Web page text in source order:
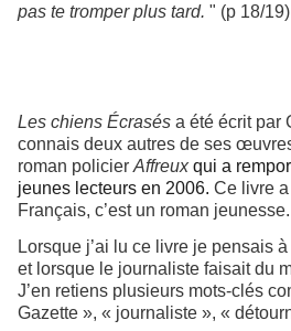
pas te tromper plus tard. " (p 18/19)
Les chiens Écrasés a été écrit par
connais deux autres de ses
roman policier Affreux qui a
jeunes lecteurs en 2006. Ce livre
Français, c’est un roman jeunesse.
Lorsque j’ai lu ce livre je pensais
et lorsque le journaliste faisait du
J’en retiens plusieurs mots-clés
Gazette », « journaliste », «